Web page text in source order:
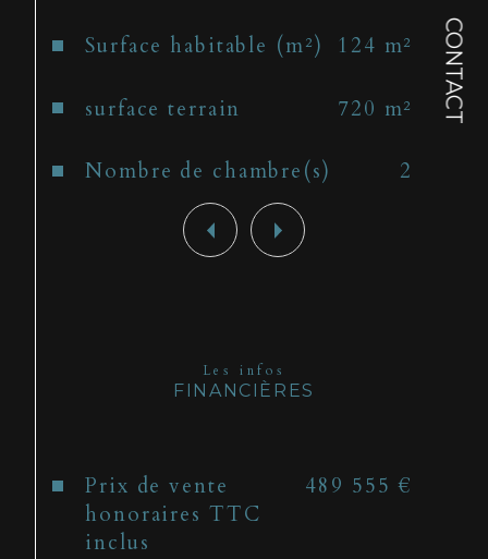
CONTACT
Surface habitable (m²) 124 m²
surface terrain 720 m²
Nombre de chambre(s) 2
Les infos
FINANCIÈRES
Prix de vente
honoraires TTC
inclus
489 555 €